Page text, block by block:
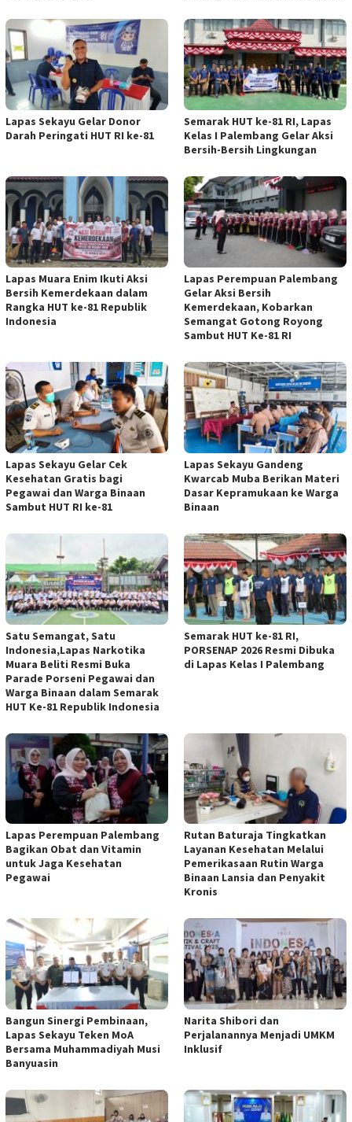
Lapas Sekayu Gelar Donor
Darah Peringati HUT RI ke-81
Semarak HUT ke-81 RI, Lapas
Kelas I Palembang Gelar Aksi
Bersih-Bersih Lingkungan
Lapas Muara Enim Ikuti Aksi
Bersih Kemerdekaan dalam
Rangka HUT ke-81 Republik
Indonesia
Lapas Perempuan Palembang
Gelar Aksi Bersih
Kemerdekaan, Kobarkan
Semangat Gotong Royong
Sambut HUT Ke-81 RI
Lapas Sekayu Gelar Cek
Kesehatan Gratis bagi
Pegawai dan Warga Binaan
Sambut HUT RI ke-81
Lapas Sekayu Gandeng
Kwarcab Muba Berikan Materi
Dasar Kepramukaan ke Warga
Binaan
Satu Semangat, Satu
Indonesia,Lapas Narkotika
Muara Beliti Resmi Buka
Parade Porseni Pegawai dan
Warga Binaan dalam Semarak
HUT Ke-81 Republik Indonesia
Semarak HUT ke-81 RI,
PORSENAP 2026 Resmi Dibuka
di Lapas Kelas I Palembang
Lapas Perempuan Palembang
Bagikan Obat dan Vitamin
untuk Jaga Kesehatan
Pegawai
Rutan Baturaja Tingkatkan
Layanan Kesehatan Melalui
Pemerikasaan Rutin Warga
Binaan Lansia dan Penyakit
Kronis
Bangun Sinergi Pembinaan,
Lapas Sekayu Teken MoA
Bersama Muhammadiyah Musi
Banyuasin
Narita Shibori dan
Perjalanannya Menjadi UMKM
Inklusif